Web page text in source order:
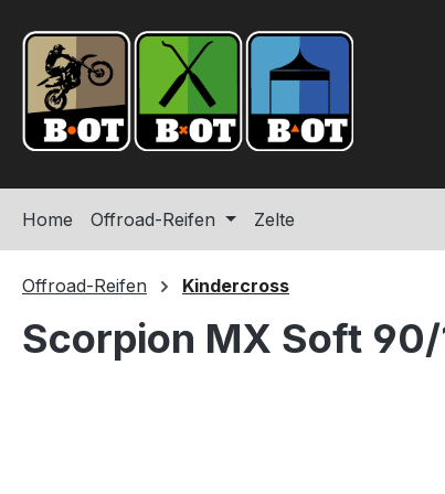
Zur Hauptnavigation springen
Home Offroad-Reifen Zelte
Offroad-Reifen Kindercross
Scorpion MX Soft 90/